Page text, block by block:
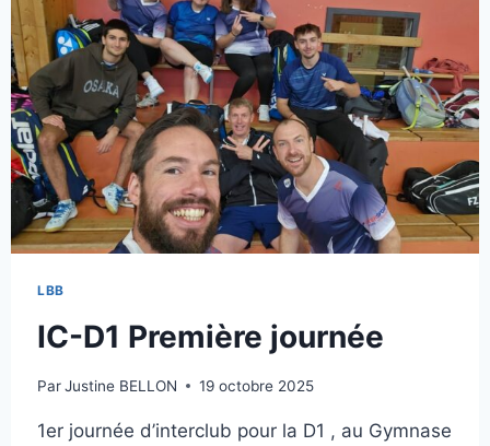
LBB
IC-D1 Première journée
Par Justine BELLON 19 octobre 2025
1er journée d’interclub pour la D1 , au Gymnase